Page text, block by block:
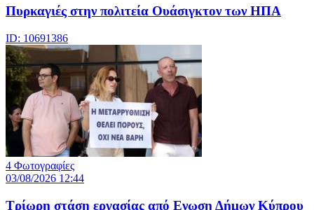
Πυρκαγιές στην πολιτεία Ουάσιγκτον των ΗΠΑ
ID: 10691386
4 Φωτογραφίες
03/08/2026 12:44
Τρίωρη στάση εργασίας από Ενωση Δήμων Κύπρου